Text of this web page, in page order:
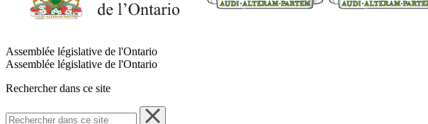
Assemblée législative de l'Ontario
Assemblée législative de l'Ontario
Rechercher dans ce site
Rechercher